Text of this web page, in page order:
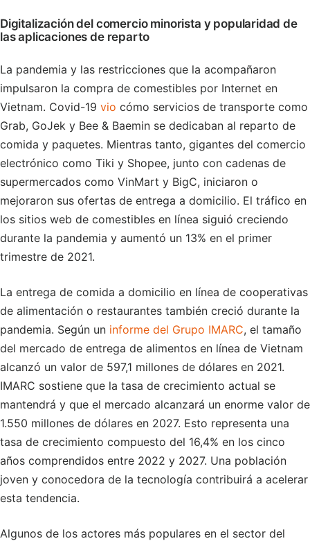
Digitalización del comercio minorista y popularidad de
las aplicaciones de reparto
La pandemia y las restricciones que la acompañaron
impulsaron la compra de comestibles por Internet en
Vietnam. Covid-19 vio cómo servicios de transporte como
Grab, GoJek y Bee & Baemin se dedicaban al reparto de
comida y paquetes. Mientras tanto, gigantes del comercio
electrónico como Tiki y Shopee, junto con cadenas de
supermercados como VinMart y BigC, iniciaron o
mejoraron sus ofertas de entrega a domicilio. El tráfico en
los sitios web de comestibles en línea siguió creciendo
durante la pandemia y aumentó un 13% en el primer
trimestre de 2021.
La entrega de comida a domicilio en línea de cooperativas
de alimentación o restaurantes también creció durante la
pandemia. Según un informe del Grupo IMARC, el tamaño
del mercado de entrega de alimentos en línea de Vietnam
alcanzó un valor de 597,1 millones de dólares en 2021.
IMARC sostiene que la tasa de crecimiento actual se
mantendrá y que el mercado alcanzará un enorme valor de
1.550 millones de dólares en 2027. Esto representa una
tasa de crecimiento compuesto del 16,4% en los cinco
años comprendidos entre 2022 y 2027. Una población
joven y conocedora de la tecnología contribuirá a acelerar
esta tendencia.
Algunos de los actores más populares en el sector del